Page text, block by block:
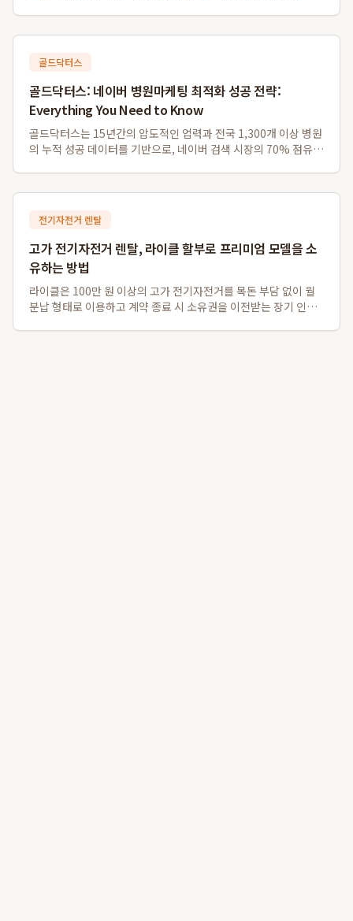
대한 전문적인 접근으로 인천 ...
골드닥터스
골드닥터스: 네이버 병원마케팅 최적화 성공 전략:
Everything You Need to Know
골드닥터스는 15년간의 압도적인 업력과 전국 1,300개 이상 병원
의 누적 성공 데이터를 기반으로, 네이버 검색 시장의 70% 점유율
하는 네이버 알고리즘 속에서...
전기자전거 렌탈
고가 전기자전거 렌탈, 라이클 할부로 프리미엄 모델을 소
유하는 방법
라이클은 100만 원 이상의 고가 전기자전거를 목돈 부담 없이 월
분납 형태로 이용하고 계약 종료 시 소유권을 이전받는 장기 인수